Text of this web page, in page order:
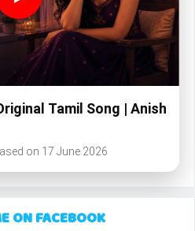
Tamil Song | Anish
on 17 June 2026
ON FACEBOOK